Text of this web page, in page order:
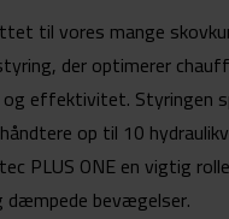
til vores mange
der optimerer
effektivitet. Styringen
op til 10
PLUS ONE en vigtig
dæmpede bevægelser.